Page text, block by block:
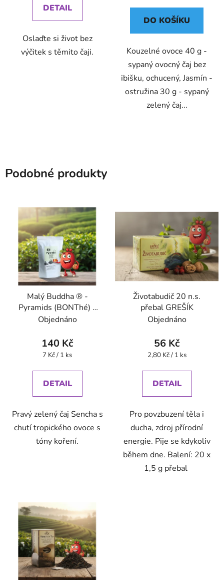
DETAIL
Oslaďte si život bez
výčitek s těmito čaji.
DO KOŠÍKU
Kouzelné ovoce 40 g -
sypaný ovocný čaj bez
ibišku, ochucený, Jasmín -
ostružina 30 g - sypaný
zelený čaj...
Podobné produkty
Malý Buddha ® -
Pyramids (BONThé) -
Oxalis
Objednáno
140 Kč
Měrná
7 Kč / 1 ks
DETAIL
Pravý zelený čaj Sencha s
chutí tropického ovoce s
tóny koření.
Životabudič 20 n.s.
přebal GREŠÍK
Objednáno
56 Kč
Měrná
2,80 Kč / 1 ks
DETAIL
Pro povzbuzení těla i
ducha, zdroj přírodní
energie. Pije se kdykoliv
během dne. Balení: 20 x
1,5 g přebal